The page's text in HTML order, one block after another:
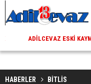
ADILCEVAZ'DA
HABERLER BİTLİS